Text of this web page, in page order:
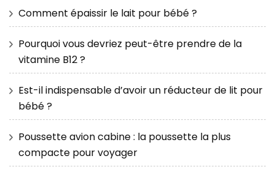
Comment épaissir le lait pour bébé ?
Pourquoi vous devriez peut-être prendre de la
vitamine B12 ?
Est-il indispensable d’avoir un réducteur de lit pour
bébé ?
Poussette avion cabine : la poussette la plus
compacte pour voyager